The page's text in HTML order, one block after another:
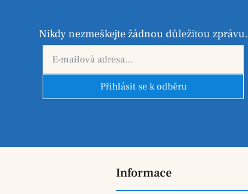
Nikdy nezmeškejte žádnou důležitou zprávu.
Přihlásit se k odběru
Informace